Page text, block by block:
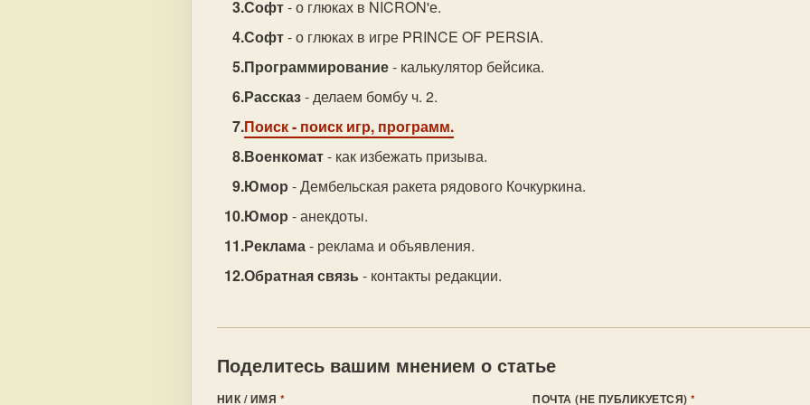
Софт- о глюках в NICRON'е.
Софт- о глюках в игре PRINCE OF PERSIA.
Программирование- калькулятор бейсика.
Рассказ- делаем бомбу ч. 2.
Поиск- поиск игр, программ.
Военкомат- как избежать призыва.
Юмор - Дембельская ракета рядового Кочкуркина.
Юмор - анекдоты.
Реклама- реклама и объявления.
Обратная связь - контакты редакции.
Поделитесь вашим мнением о статье
НИК / ИМЯ * ПОЧТА (НЕ ПУБЛИКУЕТСЯ)*